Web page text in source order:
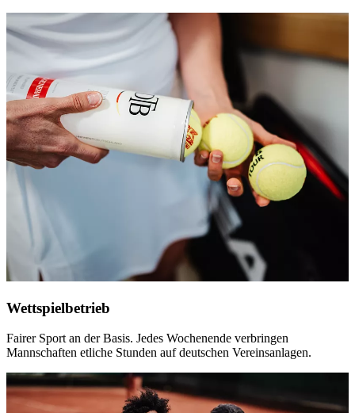
Wettspielbetrieb
Fairer Sport an der Basis. Jedes Wochenende verbringen
Mannschaften etliche Stunden auf deutschen Vereinsanlagen.